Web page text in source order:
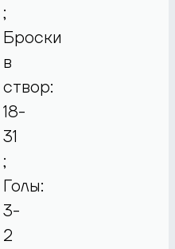
;
Броски
в
створ:
18-
31
;
Голы:
3-
2